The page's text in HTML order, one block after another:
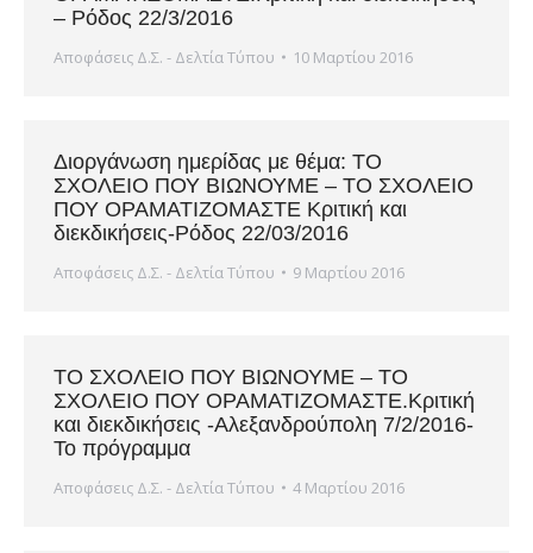
– Ρόδος 22/3/2016
Αποφάσεις Δ.Σ. - Δελτία Τύπου 10 Μαρτίου 2016
Διοργάνωση ημερίδας με θέμα: ΤΟ
ΣΧΟΛΕΙΟ ΠΟΥ ΒΙΩΝΟΥΜΕ – ΤΟ ΣΧΟΛΕΙΟ
ΠΟΥ ΟΡΑΜΑΤΙΖΟΜΑΣΤΕ Κριτική και
διεκδικήσεις-Ρόδος 22/03/2016
Αποφάσεις Δ.Σ. - Δελτία Τύπου 9 Μαρτίου 2016
ΤΟ ΣΧΟΛΕΙΟ ΠΟΥ ΒΙΩΝΟΥΜΕ – ΤΟ
ΣΧΟΛΕΙΟ ΠΟΥ ΟΡΑΜΑΤΙΖΟΜΑΣΤΕ.Κριτική
και διεκδικήσεις -Αλεξανδρούπολη 7/2/2016-
Το πρόγραμμα
Αποφάσεις Δ.Σ. - Δελτία Τύπου 4 Μαρτίου 2016